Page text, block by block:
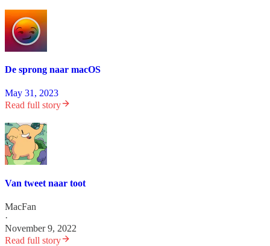
De sprong naar macOS
May 31, 2023
Read full story
Van tweet naar toot
MacFan
·
November 9, 2022
Read full story